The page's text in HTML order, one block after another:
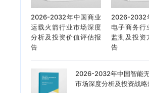
2026-2032年中国商业
运载火箭行业市场深度
分析及投资价值评估报
告
2026-2032
电子商务行
监测及投资
告
2026-2032年中国智能
市场深度分析及投资战